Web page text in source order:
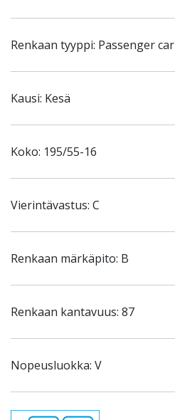
Renkaan tyyppi: Passenger car
Kausi: Kesä
Koko: 195/55-16
Vierintävastus: C
Renkaan märkäpito: B
Renkaan kantavuus: 87
Nopeusluokka: V